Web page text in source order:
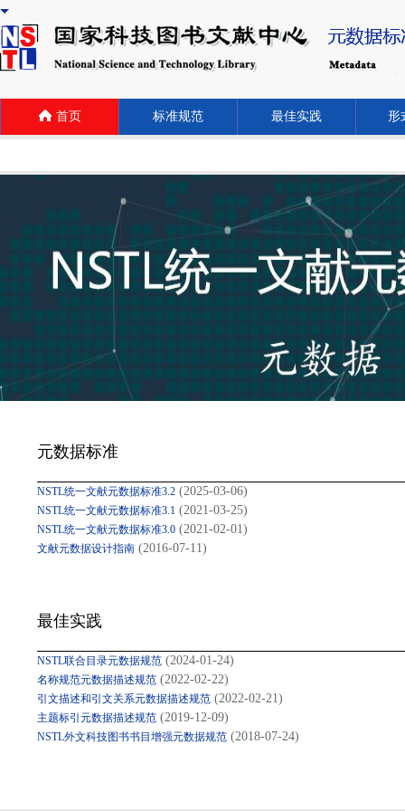
首页 标准规范 最佳实践 形
元数据标准
NSTL统一文献元数据标准3.2 (2025-03-06)
NSTL统一文献元数据标准3.1 (2021-03-25)
NSTL统一文献元数据标准3.0 (2021-02-01)
文献元数据设计指南 (2016-07-11)
最佳实践
NSTL联合目录元数据规范 (2024-01-24)
名称规范元数据描述规范 (2022-02-22)
引文描述和引文关系元数据描述规范 (2022-02-21)
主题标引元数据描述规范 (2019-12-09)
NSTL外文科技图书书目增强元数据规范 (2018-07-24)